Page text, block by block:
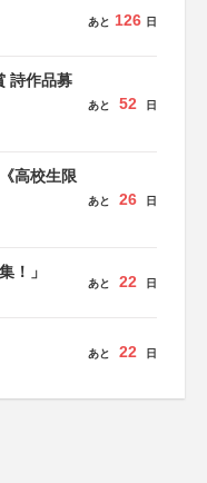
あと 126 日
詩作品募
あと 52 日
高校生限
あと 26 日
！」
あと 22 日
あと 22 日